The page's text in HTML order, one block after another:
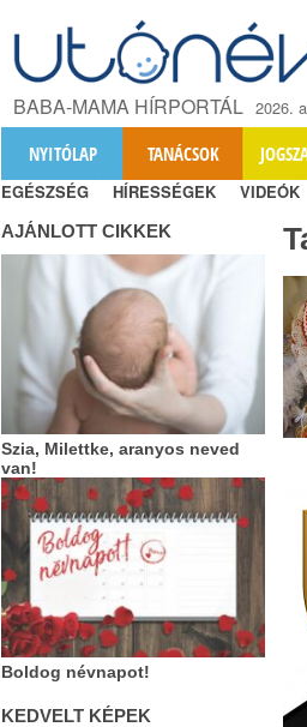
BABA-MAMA HÍRPORTÁL 2026.
NYITÓLAP TANÁCSOK
EGÉSZSÉG HÍRESSÉGEK VIDEÓK
AJÁNLOTT CIKKEK
Szia, Milettke, aranyos neved
van!
Boldog névnapot!
KEDVELT KÉPEK